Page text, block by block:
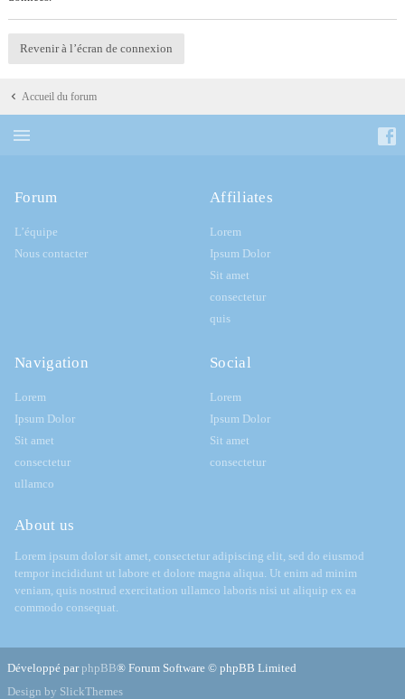
Revenir à l’écran de connexion
Accueil du forum
Forum
L’équipe
Nous contacter
Affiliates
Lorem
Ipsum Dolor
Sit amet
consectetur
quis
Navigation
Lorem
Ipsum Dolor
Sit amet
consectetur
ullamco
Social
Lorem
Ipsum Dolor
Sit amet
consectetur
About us
Lorem ipsum dolor sit amet, consectetur adipiscing elit, sed do eiusmod
tempor incididunt ut labore et dolore magna aliqua. Ut enim ad minim
veniam, quis nostrud exercitation ullamco laboris nisi ut aliquip ex ea
commodo consequat.
Développé parphpBB® Forum Software © phpBB Limited
Design by SlickThemes